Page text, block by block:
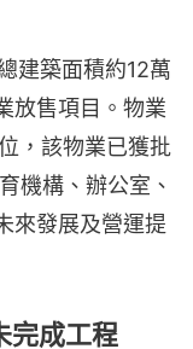
建築面積約12萬
放售項目。物業
，該物業已獲批
機構、辦公室、
來發展及營運提
成工程